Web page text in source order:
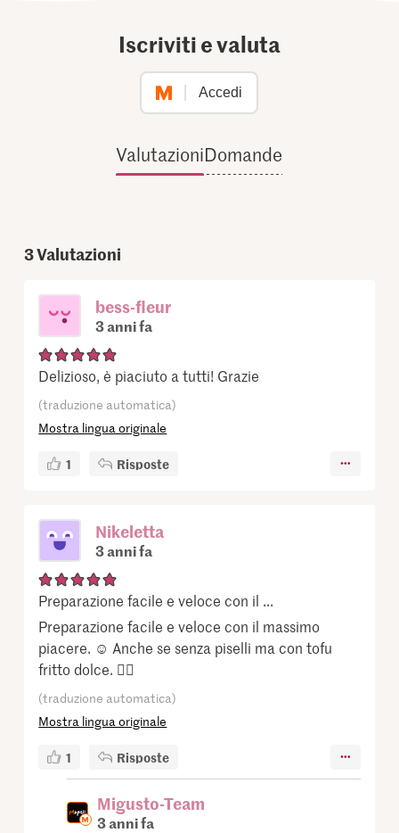
Iscriviti e valuta
Accedi
ValutazioniDomande
3Valutazioni
bess-fleur
3 anni fa
Delizioso, è piaciuto a tutti! Grazie
(traduzione automatica)
Mostra lingua originale
1 Risposte
Nikeletta
3 anni fa
Preparazione facile e veloce con il ...
Preparazione facile e veloce con il massimo
piacere. ☺️ Anche se senza piselli ma con tofu
fritto dolce. 👌🏻
(traduzione automatica)
Mostra lingua originale
1 Risposte
Migusto-Team
3 anni fa